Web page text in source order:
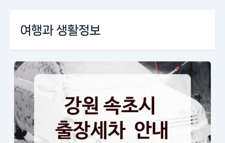
로
건
뛰
기
여행과 생활정보